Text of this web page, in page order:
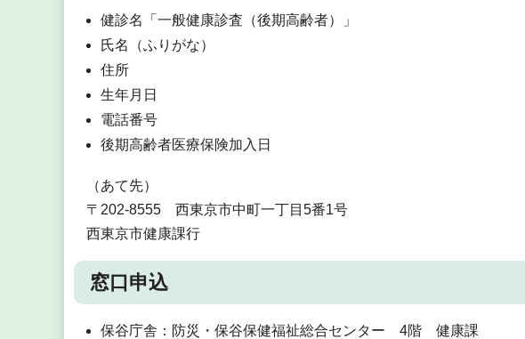
健診名「一般健康診査（後期高齢者）」
氏名（ふりがな）
住所
生年月日
電話番号
後期高齢者医療保険加入日
（あて先）
〒202-8555 西東京市中町一丁目5番1号
西東京市健康課行
窓口申込
保谷庁舎：防災・保谷保健福祉総合センター 4階 健康課